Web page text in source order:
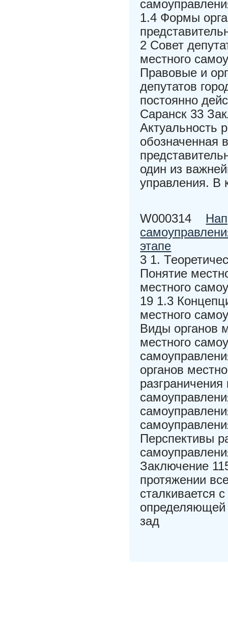
1.4 Формы
2 Совет
местного
Правовые и
депутатов
постоянно
Саранск 33
Актуальность
обозначенная
один из
управления. В
W000314
этапе
3 1.
Понятие
местного
19 1.3
местного
Виды органов
местного
органов
Перспективы
Заключение
протяжении
сталкивается
определяющей
зад